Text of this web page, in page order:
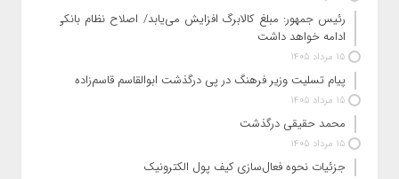
رئیس‌ جمهور: مبلغ کالابرگ افزایش می‌یابد/ اصلاح نظام بانکی
ادامه خواهد داشت
15 مرداد 1405
پیام تسلیت وزیر فرهنگ در پی درگذشت ابوالقاسم قاسم‌زاده
15 مرداد 1405
محمد حقیقی درگذشت
15 مرداد 1405
جزئیات نحوه فعال‌سازی کیف پول الکترونیک